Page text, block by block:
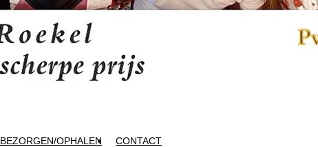
BEZORGEN/OPHALEN CONTACT